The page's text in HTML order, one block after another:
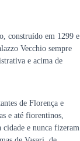
construído em 1299 e
Vecchio sempre
e acima de
de Florença e
e até fiorentinos,
cidade e nunca fizeram